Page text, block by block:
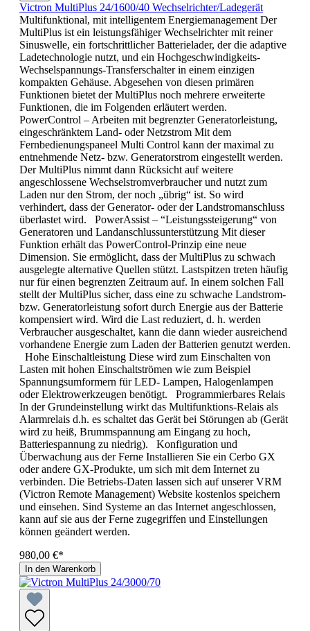
Victron MultiPlus 24/1600/40 Wechselrichter/Ladegerät
Multifunktional, mit intelligentem Energiemanagement Der
MultiPlus ist ein leistungsfähiger Wechselrichter mit reiner
Sinuswelle, ein fortschrittlicher Batterielader, der die adaptive
Ladetechnologie nutzt, und ein Hochgeschwindigkeits-
Wechselspannungs-Transferschalter in einem einzigen
kompakten Gehäuse. Abgesehen von diesen primären
Funktionen bietet der MultiPlus noch mehrere erweiterte
Funktionen, die im Folgenden erläutert werden.
PowerControl – Arbeiten mit begrenzter Generatorleistung,
eingeschränktem Land- oder Netzstrom Mit dem
Fernbedienungspaneel Multi Control kann der maximal zu
entnehmende Netz- bzw. Generatorstrom eingestellt werden.
Der MultiPlus nimmt dann Rücksicht auf weitere
angeschlossene Wechselstromverbraucher und nutzt zum
Laden nur den Strom, der noch „übrig“ ist. So wird
verhindert, dass der Generator- oder der Landstromanschluss
überlastet wird. PowerAssist – “Leistungssteigerung“ von
Generatoren und Landanschlussunterstützung Mit dieser
Funktion erhält das PowerControl-Prinzip eine neue
Dimension. Sie ermöglicht, dass der MultiPlus zu schwach
ausgelegte alternative Quellen stützt. Lastspitzen treten häufig
nur für einen begrenzten Zeitraum auf. In einem solchen Fall
stellt der MultiPlus sicher, dass eine zu schwache Landstrom-
bzw. Generatorleistung sofort durch Energie aus der Batterie
kompensiert wird. Wird die Last reduziert, d. h. werden
Verbraucher ausgeschaltet, kann die dann wieder ausreichend
vorhandene Energie zum Laden der Batterien genutzt werden.
Hohe Einschaltleistung Diese wird zum Einschalten von
Lasten mit hohen Einschaltströmen wie zum Beispiel
Spannungsumformern für LED- Lampen, Halogenlampen
oder Elektrowerkzeugen benötigt. Programmierbares Relais
In der Grundeinstellung wirkt das Multifunktions-Relais als
Alarmrelais d.h. es schaltet das Gerät bei Störungen ab (Gerät
wird zu heiß, Brummspannung am Eingang zu hoch,
Batteriespannung zu niedrig). Konfiguration und
Überwachung aus der Ferne Installieren Sie ein Cerbo GX
oder andere GX-Produkte, um sich mit dem Internet zu
verbinden. Die Betriebs-Daten lassen sich auf unserer VRM
(Victron Remote Management) Website kostenlos speichern
und einsehen. Sind Systeme an das Internet angeschlossen,
kann auf sie aus der Ferne zugegriffen und Einstellungen
können geändert werden.
980,00 €*
In den Warenkorb